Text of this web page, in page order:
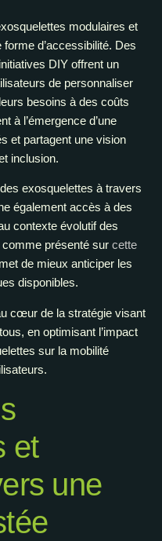
modulaires et
d’accessibilité. Des
DIY offrent un
de personnaliser
besoins à des coûts
à l’émergence d’une
et partagent une vision
inclusion.
exosquelettes à travers
également accès à des
contexte évolutif des
présenté sur cette
de mieux anticiper les
disponibles.
cœur de la stratégie visant
en optimisant l’impact
sur la mobilité
et
une